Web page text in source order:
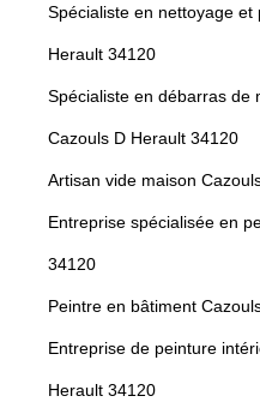
Spécialiste en nettoyage
Herault 34120
Spécialiste en débarras de
Cazouls D Herault 34120
Artisan vide maison
Entreprise spécialisée en
34120
Peintre en bâtiment
Entreprise de peinture
Herault 34120